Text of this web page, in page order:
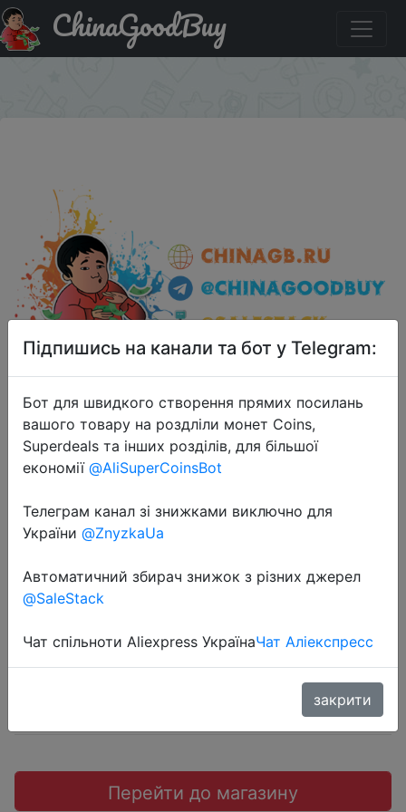
Придбати HotWheels 20 шт., подарочный набор. Для
Украины.ChinaGoodBuy
2018-11-06
HotWheels 20 шт., подарочный
$0.7
Перейти до магазину
Підпишись на канали та бот у Telegram:
Бот для швидкого створення прямих посилань
вашого товару на роздліли монет Coins,
Superdeals та інших розділів, для більшої
економії @AliSuperCoinsBot
Телеграм канал зі знижками виключно для
України @ZnyzkaUa
Автоматичний збирач знижок з різних джерел
@SaleStack
Чат спільноти Aliexpress УкраїнаЧат Аліекспресс
закрити